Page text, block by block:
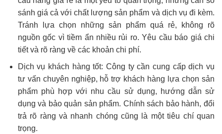
sánh giá cả với chất lượng sản phẩm và dịch vụ đi kèm.
Tránh lựa chọn những sản phẩm quá rẻ, không rõ
nguồn gốc vì tiềm ẩn nhiều rủi ro. Yêu cầu báo giá chi
tiết và rõ ràng về các khoản chi phí.
Dịch vụ khách hàng tốt: Công ty cần cung cấp dịch vụ
tư vấn chuyên nghiệp, hỗ trợ khách hàng lựa chọn sản
phẩm phù hợp với nhu cầu sử dụng, hướng dẫn sử
dụng và bảo quản sản phẩm. Chính sách bảo hành, đổi
trả rõ ràng và nhanh chóng cũng là một tiêu chí quan
trọng.